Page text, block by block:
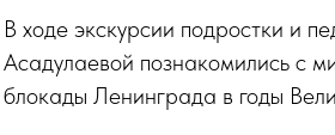
В ходе экскурсии подростки и
Асадулаевой познакомились с
блокады Ленинграда в годы